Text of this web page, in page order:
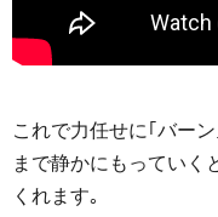
これで力任せに｢バー
まで静かにもっていく
くれます｡